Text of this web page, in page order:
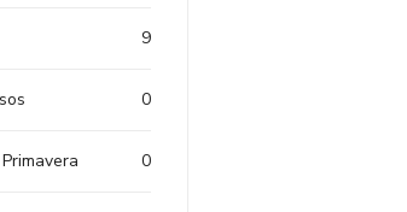
9
0
0